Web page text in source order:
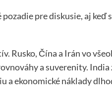
pre diskusie, aj keď
Rusko, Čína a Irán vo
a suverenity. India
a ekonomické náklady